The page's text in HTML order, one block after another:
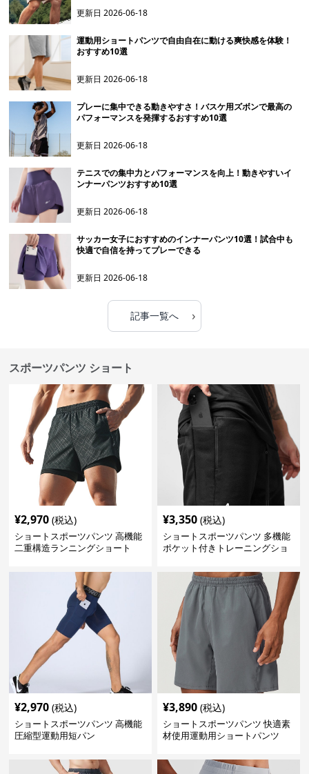
更新日2026-06-18
運動用ショートパンツで自由自在に動ける爽快感を体験！
おすすめ10選
更新日2026-06-18
プレーに集中できる動きやすさ！バスケ用ズボンで最高の
パフォーマンスを発揮するおすすめ10選
更新日2026-06-18
テニスでの集中力とパフォーマンスを向上！動きやすいイ
ンナーパンツおすすめ10選
更新日2026-06-18
サッカー女子におすすめのインナーパンツ10選！試合中も
快適で自信を持ってプレーできる
更新日2026-06-18
記事一覧へ ›
スポーツパンツ ショート
¥2,970 (税込)
ショートスポーツパンツ 高機能
二重構造ランニングショート
¥3,350 (税込)
ショートスポーツパンツ 多機能
ポケット付きトレーニングショ
¥2,970 (税込)
ショートスポーツパンツ 高機能
圧縮型運動用短パン
¥3,890 (税込)
ショートスポーツパンツ 快適素
材使用運動用ショートパンツ